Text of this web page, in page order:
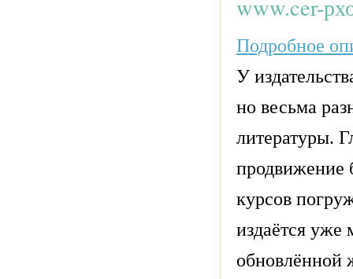
www.cer-
Подробное
У
но весьма
литературы.
продвижение
курсов
издаётся уже
обновлённой